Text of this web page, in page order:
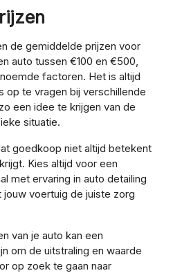
de gemiddelde prijzen voor
auto tussen €100 en €500,
factoren. Het is altijd
op te vragen bij verschillende
een idee te krijgen van de
situatie.
goedkoop niet altijd betekent
Kies altijd voor een
met ervaring in auto detailing
voertuig de juiste zorg
van je auto kan een
om de uitstraling en waarde
op zoek te gaan naar